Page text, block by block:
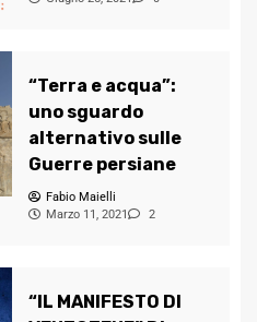
“Terra e acqua”:
uno sguardo
alternativo sulle
Guerre persiane
Fabio Maielli
Marzo 11, 2021
2
“IL MANIFESTO DI